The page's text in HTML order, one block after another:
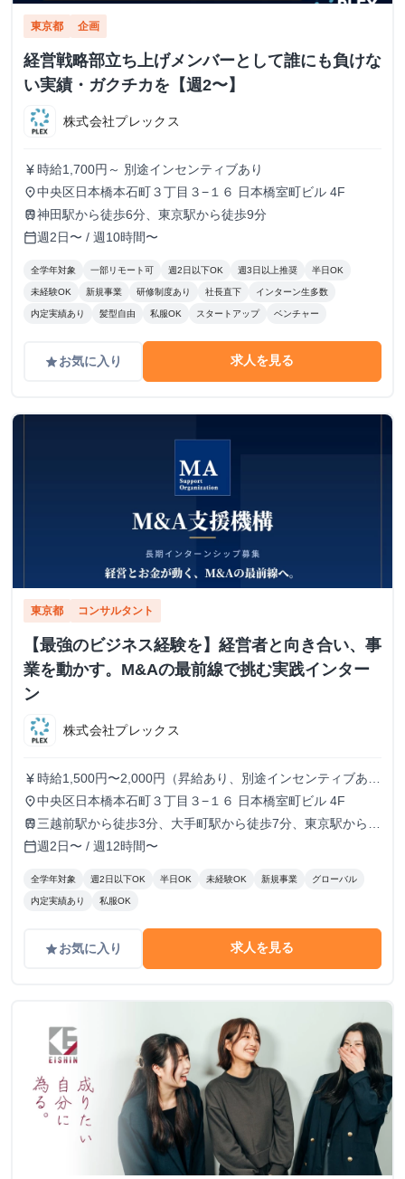
東京都 企画
経営戦略部立ち上げメンバーとして誰にも負けな
い実績・ガクチカを【週2〜】
株式会社プレックス
currency_yen 時給1,700円～ 別途インセンティブあり
place中央区日本橋本石町３丁目３−１６ 日本橋室町ビル 4F
train神田駅から徒歩6分、東京駅から徒歩9分
calendar_today週2日〜 / 週10時間〜
全学年対象 一部リモート可 週2日以下OK 週3日以上推奨 半日OK
未経験OK 新規事業 研修制度あり 社長直下 インターン生多数
内定実績あり 髪型自由 私服OK スタートアップ ベンチャー
gradeお気に入り 求人を見る
東京都 コンサルタント
【最強のビジネス経験を】経営者と向き合い、事
業を動かす。M&Aの最前線で挑む実践インター
ン
株式会社プレックス
currency_yen 時給1,500円〜2,000円（昇給あり、別途インセンティブあ
り）
place中央区日本橋本石町３丁目３−１６ 日本橋室町ビル 4F
train 三越前駅から徒歩3分、大手町駅から徒歩7分、東京駅から徒
歩9分
calendar_today週2日〜 / 週12時間〜
全学年対象 週2日以下OK 半日OK 未経験OK 新規事業 グローバル
内定実績あり 私服OK
gradeお気に入り 求人を見る